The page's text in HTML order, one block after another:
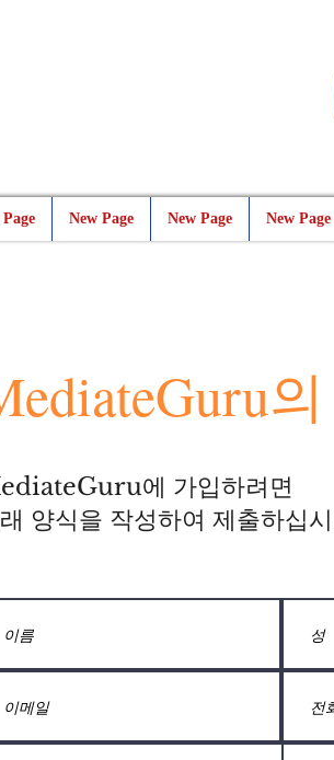
New Page New Page New Page
에 가입하려면
양식을 작성하여 제출하